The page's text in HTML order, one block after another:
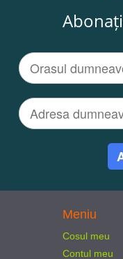
Meniu
Cosul meu
Contul meu